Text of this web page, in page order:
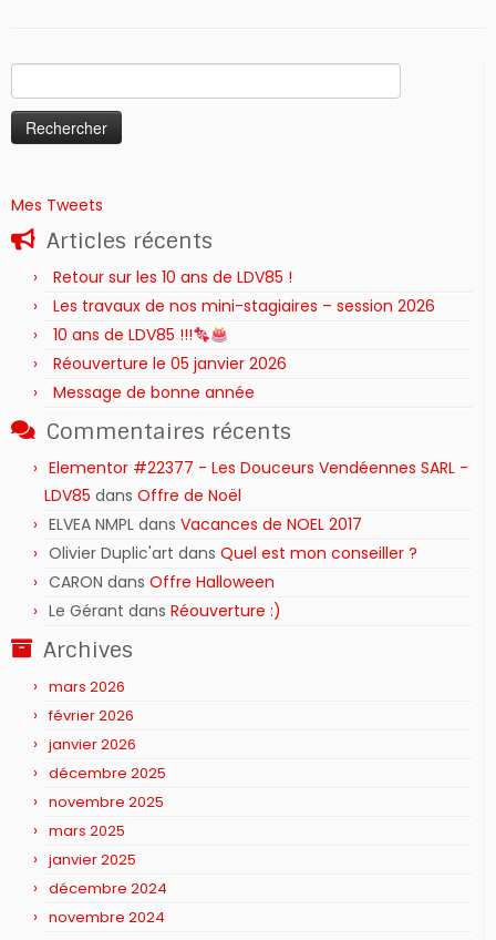
Mes Tweets
Articles récents
Retour sur les 10 ans de LDV85 !
Les travaux de nos mini-stagiaires – session 2026 ‍‍‍‍‍
10 ans de LDV85 !!!
Réouverture le 05 janvier 2026
Message de bonne année
Commentaires récents
Elementor #22377 - Les Douceurs Vendéennes SARL -
LDV85 dans Offre de Noël
ELVEA NMPL dans Vacances de NOEL 2017
Olivier Duplic'art dans Quel est mon conseiller ?
CARON dans Offre Halloween
Le Gérant dans Réouverture :)
Archives
mars 2026
février 2026
janvier 2026
décembre 2025
novembre 2025
mars 2025
janvier 2025
décembre 2024
novembre 2024